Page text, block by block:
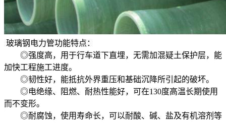
玻璃钢电力管功能特点：
◎强度高，用于行车道下直埋，无需加混疑土保护层，能
加快工程施工进度。
◎韧性好，能抵抗外界重压和基础沉降所引起的破坏。
◎电绝缘、阻燃、耐热性能好，可在130度高温长期使用
而不变形。
◎耐腐蚀，使用寿命长，可以耐酸、碱、盐及有机溶剂等